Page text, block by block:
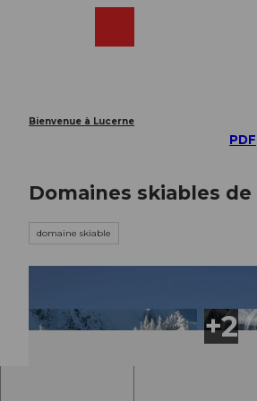
Bienvenue à Lucerne
PDF
Domaines skiables
domaine skiable